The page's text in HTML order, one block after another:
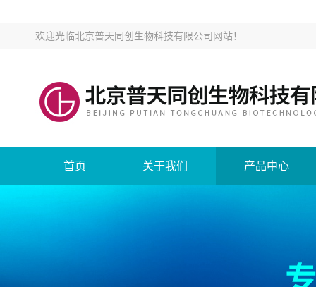
欢迎光临北京普天同创生物科技有限公司网站！
首页 关于我们 产品中心